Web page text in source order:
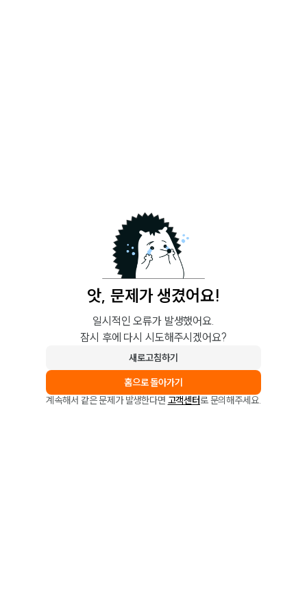
앗, 문제가 생겼어요!
일시적인 오류가 발생했어요.
잠시 후에 다시 시도해주시겠어요?
새로고침하기
홈으로 돌아가기
계속해서 같은 문제가 발생한다면 고객센터로 문의해주세요.